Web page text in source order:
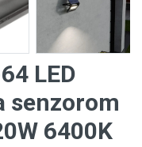
LED
senzorom
6400K